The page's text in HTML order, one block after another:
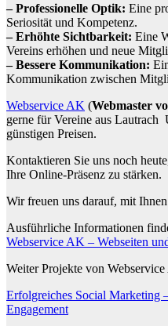
– Professionelle Optik: Eine
Seriosität und Kompetenz.
– Erhöhte Sichtbarkeit: Eine
Vereins erhöhen und neue
– Bessere Kommunikation:
Kommunikation zwischen
Webservice AK (Webmaster
gerne für Vereine aus Lautrach
günstigen Preisen.
Kontaktieren Sie uns noch
Ihre Online-Präsenz zu stärken.
Wir freuen uns darauf, mit
Ausführliche Informationen
Webservice AK – Webseiten
Weiter Projekte von
Erfolgreiches Social Marketing
Engagement